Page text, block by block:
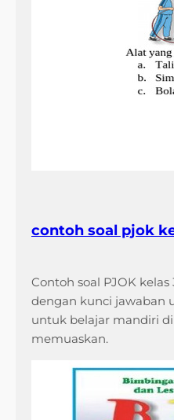
contoh soal pjok
Contoh soal PJOK
dengan kunci jawaban
untuk belajar mandiri
memuaskan.